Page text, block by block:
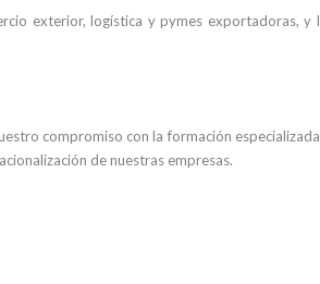
exterior, logística y pymes exportadoras, y
compromiso con la formación
de nuestras empresas.